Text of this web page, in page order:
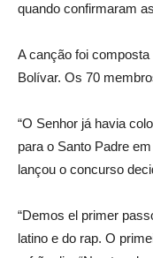
quando confirmaram
A canção foi
Bolívar. Os 70
“O Senhor já havia
para o Santo Padre
lançou o concurso
“Demos el primer
latino e do rap. O